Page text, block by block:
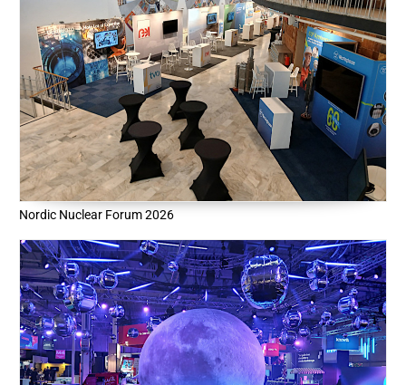
Nordic Nuclear Forum 2026